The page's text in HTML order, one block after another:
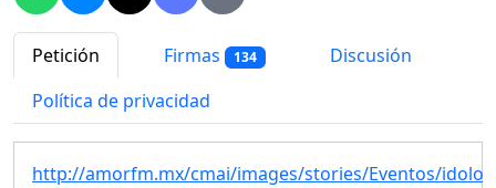
Petición Firmas 134
Discusión
Política de privacidad
http://amorfm.mx/cmai/images/stories/Eventos/